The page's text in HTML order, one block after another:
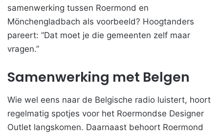
samenwerking tussen Roermond en
Mönchengladbach als voorbeeld? Hoogtanders
pareert: “Dat moet je die gemeenten zelf maar
vragen.”
Samenwerking met Belgen
Wie wel eens naar de Belgische radio luistert, hoort
regelmatig spotjes voor het Roermondse Designer
Outlet langskomen. Daarnaast behoort Roermond